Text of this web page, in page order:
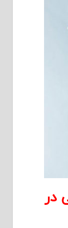
در